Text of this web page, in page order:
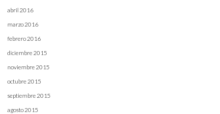
abril 2016
marzo 2016
febrero 2016
diciembre 2015
noviembre 2015
octubre 2015
septiembre 2015
agosto 2015